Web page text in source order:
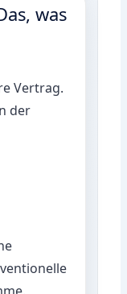
was
Vertrag.
der